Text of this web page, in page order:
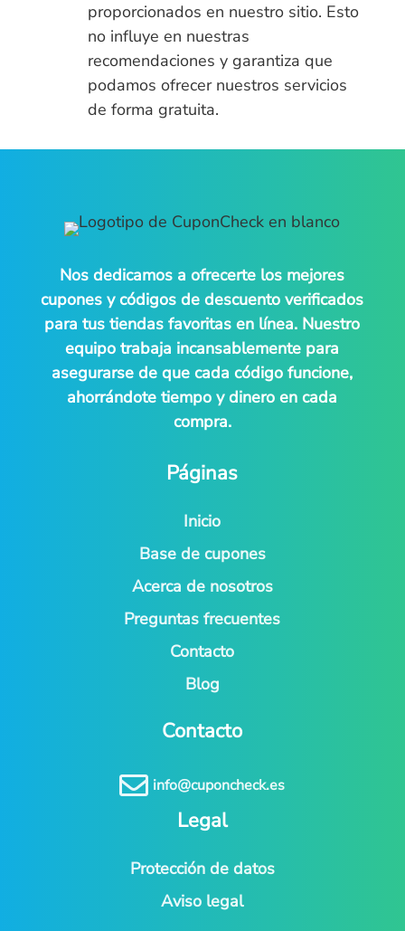
proporcionados en nuestro sitio. Esto
no influye en nuestras
recomendaciones y garantiza que
podamos ofrecer nuestros servicios
de forma gratuita.
Nos dedicamos a ofrecerte los mejores
cupones y códigos de descuento verificados
para tus tiendas favoritas en línea. Nuestro
equipo trabaja incansablemente para
asegurarse de que cada código funcione,
ahorrándote tiempo y dinero en cada
compra.
Páginas
Inicio
Base de cupones
Acerca de nosotros
Preguntas frecuentes
Contacto
Blog
Contacto
 info@cuponcheck.es
Legal
Protección de datos
Aviso legal